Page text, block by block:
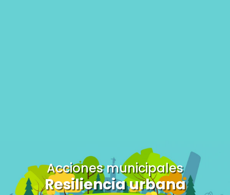
Acciones municipales
Resiliencia urbana